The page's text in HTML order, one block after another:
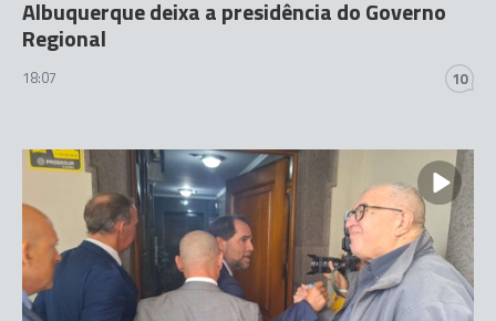
Albuquerque deixa a presidência do Governo
Regional
18:07 10